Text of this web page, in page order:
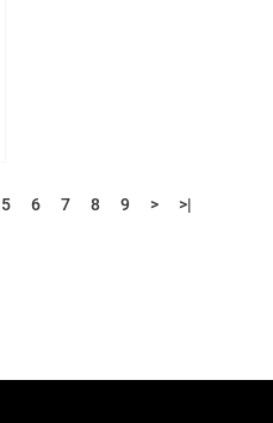
5 6 7 8 9 > >|